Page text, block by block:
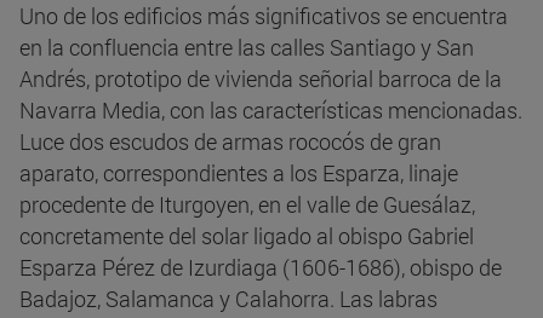
Uno de los edificios más significativos se encuentra
en la confluencia entre las calles Santiago y San
Andrés, prototipo de vivienda señorial barroca de la
Navarra Media, con las características mencionadas.
Luce dos escudos de armas rococós de gran
aparato, correspondientes a los Esparza, linaje
procedente de Iturgoyen, en el valle de Guesálaz,
concretamente del solar ligado al obispo Gabriel
Esparza Pérez de Izurdiaga (1606-1686), obispo de
Badajoz, Salamanca y Calahorra. Las labras